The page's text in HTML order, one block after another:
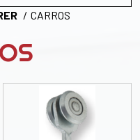
CARROS